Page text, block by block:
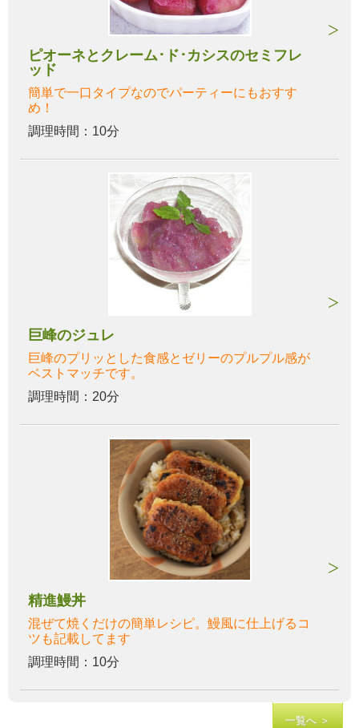
ピオーネとクレーム･ド･カシスのセミフレ
ッド
簡単で一口タイプなのでパーティーにもおすす
め！
調理時間：10分
巨峰のジュレ
巨峰のプリッとした食感とゼリーのプルプル感が
ベストマッチです。
調理時間：20分
精進鰻丼
混ぜて焼くだけの簡単レシピ。鰻風に仕上げるコ
ツも記載してます
調理時間：10分
一覧へ ＞